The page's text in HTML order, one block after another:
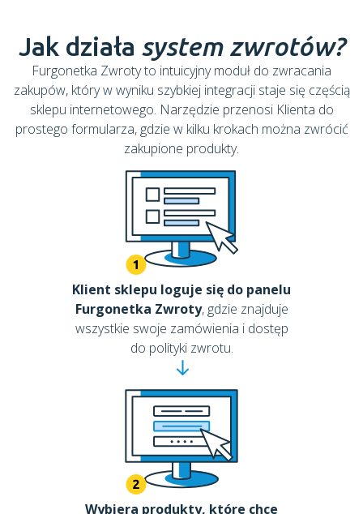
Jak działa system zwrotów?
Furgonetka Zwroty to intuicyjny moduł do zwracania
zakupów, który w wyniku szybkiej integracji staje się częścią
sklepu internetowego. Narzędzie przenosi Klienta do
prostego formularza, gdzie w kilku krokach można zwrócić
zakupione produkty.
Klient sklepu loguje się do panelu
Furgonetka Zwroty, gdzie znajduje
wszystkie swoje zamówienia i dostęp
do polityki zwrotu.
Wybiera produkty, które chce